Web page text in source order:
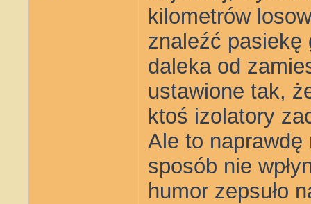
kilometrów
znaleźć pasiekę
daleka od
ustawione tak,
ktoś izolatory
Ale to
sposób nie
humor zepsuło